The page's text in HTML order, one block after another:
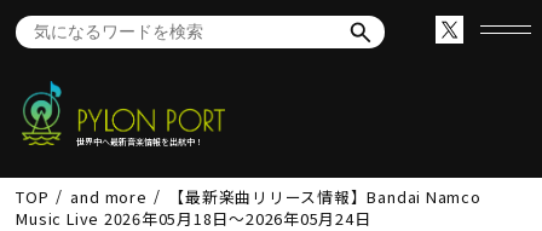
世界中へ最新音楽情報を出航中！
TOP and more
【最新楽曲リリース情報】Bandai Namco
Music Live 2026年05月18日～2026年05月24日